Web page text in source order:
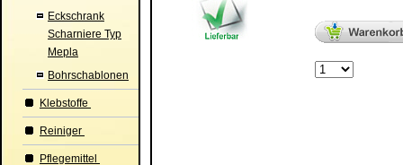
Eckschrank
Scharniere Typ
Mepla
Bohrschablonen
Klebstoffe
Reiniger
Pflegemittel